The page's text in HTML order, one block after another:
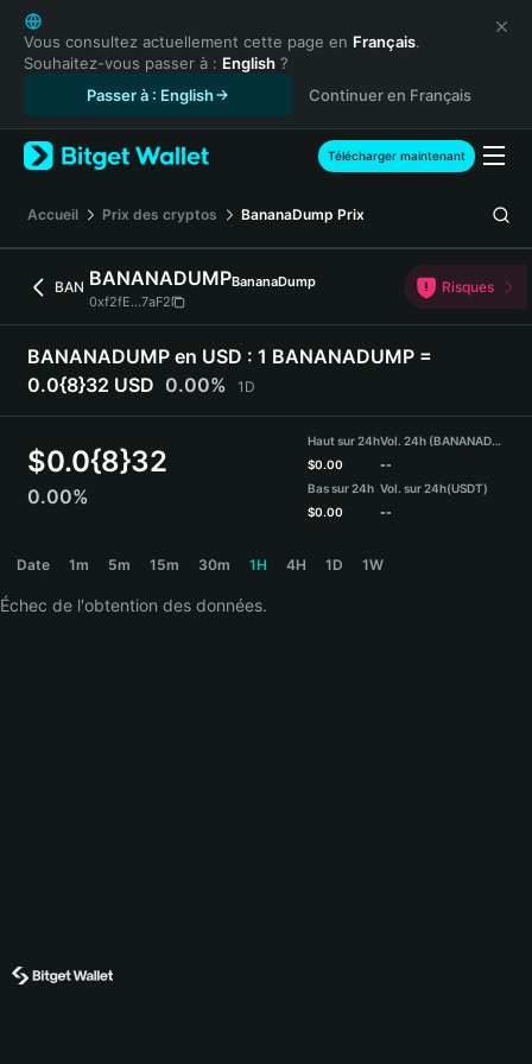
English
日本語
Tiếng Việt
Español (Latinoamérica)
Türkçe
Français
Deutsch
繁體中文
Português (Portugal)
Bahasa Indonesia
ภาษาไทย
हिन्दी
Español
Português (Brasil)
Vous consultez actuellement cette page en Français.
Souhaitez-vous passer à : English ?
Passer à : English
Continuer en Français
Télécharger maintenant
Accueil Prix des cryptos BananaDump Prix
BAN BANANADUMPBananaDump
0xf2fE...7aF2
Risques
BANANADUMP en USD : 1 BANANADUMP =
0.0{8}32 USD 0.00% 1D
$0.0{8}32
0.00%
Haut sur 24h
$0.00
Bas sur 24h
$0.00
Vol. 24h (BANANADUMP)
--
Vol. sur 24h(USDT)
--
Date 1m 5m 15m 30m 1H 4H 1D 1W
Échec de l'obtention des données.